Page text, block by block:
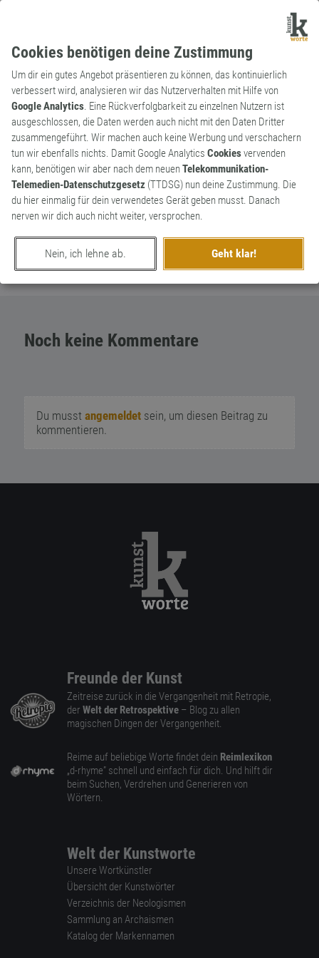
Cookies benötigen deine Zustimmung
Um dir ein gutes Angebot präsentieren zu können, das kontinuierlich
verbessert wird, analysieren wir das Nutzerverhalten mit Hilfe von
Google Analytics. Eine Rückverfolgbarkeit zu einzelnen Nutzern ist
ausgeschlossen, die Daten werden auch nicht mit den Daten Dritter
zusammengeführt. Wir machen auch keine Werbung und verschachern
tun wir ebenfalls nichts. Damit Google Analytics Cookiesvervenden
kann, benötigen wir aber nach dem neuenTelekommunikation-
Telemedien-Datenschutzgesetz (TTDSG) nun deine Zustimmung. Die
du hier einmalig für dein verwendetes Gerät geben musst. Danach
nerven wir dich auch nicht weiter, versprochen.
Nein, ich lehne ab. Geht klar!
Archaismus
Substantiv
Lude
Milieusprachlich für Zuhälter
0
0
erschaffen vonspanky
Noch keine Kommentare
Du musst angemeldetsein, um diesen Beitrag zu
kommentieren.
Freunde der Kunst
Zeitreise zurück in die Vergangenheit mit Retropie,
der Welt der Retrospektive – Blog zu allen
magischen Dingen der Vergangenheit.
Reime auf beliebige Worte findet dein Reimlexikon
„d-rhyme” schnell und einfach für dich. Und hilft dir
beim Suchen, Verdrehen und Generieren von
Wörtern.
Welt der Kunstworte
Unsere Wortkünstler
Übersicht der Kunstwörter
Verzeichnis der Neologismen
Sammlung an Archaismen
Katalog der Markennamen